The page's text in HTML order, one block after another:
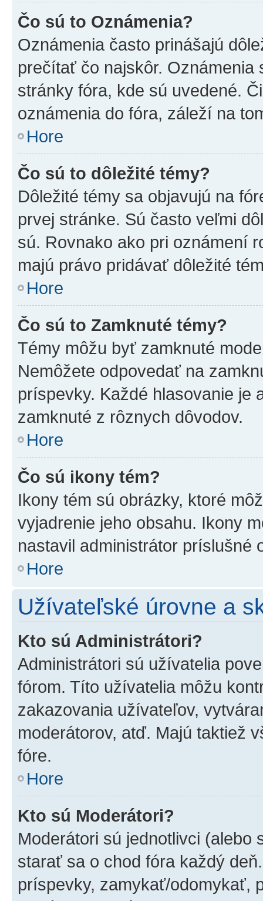
Čo sú to Oznámenia?
Oznámenia často prinášajú
prečítať čo najskôr. Oznámenia
stránky fóra, kde sú uvedené.
oznámenia do fóra, záleží na
Hore
Čo sú to dôležité témy?
Dôležité témy sa objavujú na
prvej stránke. Sú často veľmi
sú. Rovnako ako pri oznámení
majú právo pridávať dôležité
Hore
Čo sú to Zamknuté témy?
Témy môžu byť zamknuté
Nemôžete odpovedať na
príspevky. Každé hlasovanie je
zamknuté z rôznych dôvodov.
Hore
Čo sú ikony tém?
Ikony tém sú obrázky, ktoré
vyjadrenie jeho obsahu. Ikony
nastavil administrátor príslušné
Hore
Užívateľské úrovne a
Kto sú Administrátori?
Administrátori sú užívatelia
fórom. Títo užívatelia môžu
zakazovania užívateľov,
moderátorov, atď. Majú taktiež
fóre.
Hore
Kto sú Moderátori?
Moderátori sú jednotlivci (alebo
starať sa o chod fóra každý
príspevky, zamykať/odomykať,